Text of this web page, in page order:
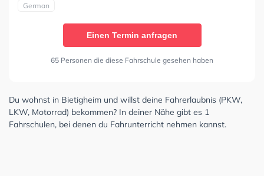
German
Einen Termin anfragen
65 Personen die diese Fahrschule gesehen haben
Du wohnst in Bietigheim und willst deine Fahrerlaubnis (PKW,
LKW, Motorrad) bekommen? In deiner Nähe gibt es 1
Fahrschulen, bei denen du Fahrunterricht nehmen kannst.